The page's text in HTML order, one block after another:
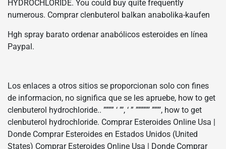
HYDROCHLORIDE. You could buy quite frequently
numerous. Comprar clenbuterol balkan anabolika-kaufen
Hgh spray barato ordenar anabólicos esteroides en línea
Paypal.
Los enlaces a otros sitios se proporcionan solo con fines
de informacion, no significa que se les apruebe, how to get
clenbuterol hydrochloride.. ”””” ‘ ”’, ‘ ” ”””””’ ”””’, how to get
clenbuterol hydrochloride. Comprar Esteroides Online Usa |
Donde Comprar Esteroides en Estados Unidos (United
States) Comprar Esteroides Online Usa | Donde Comprar